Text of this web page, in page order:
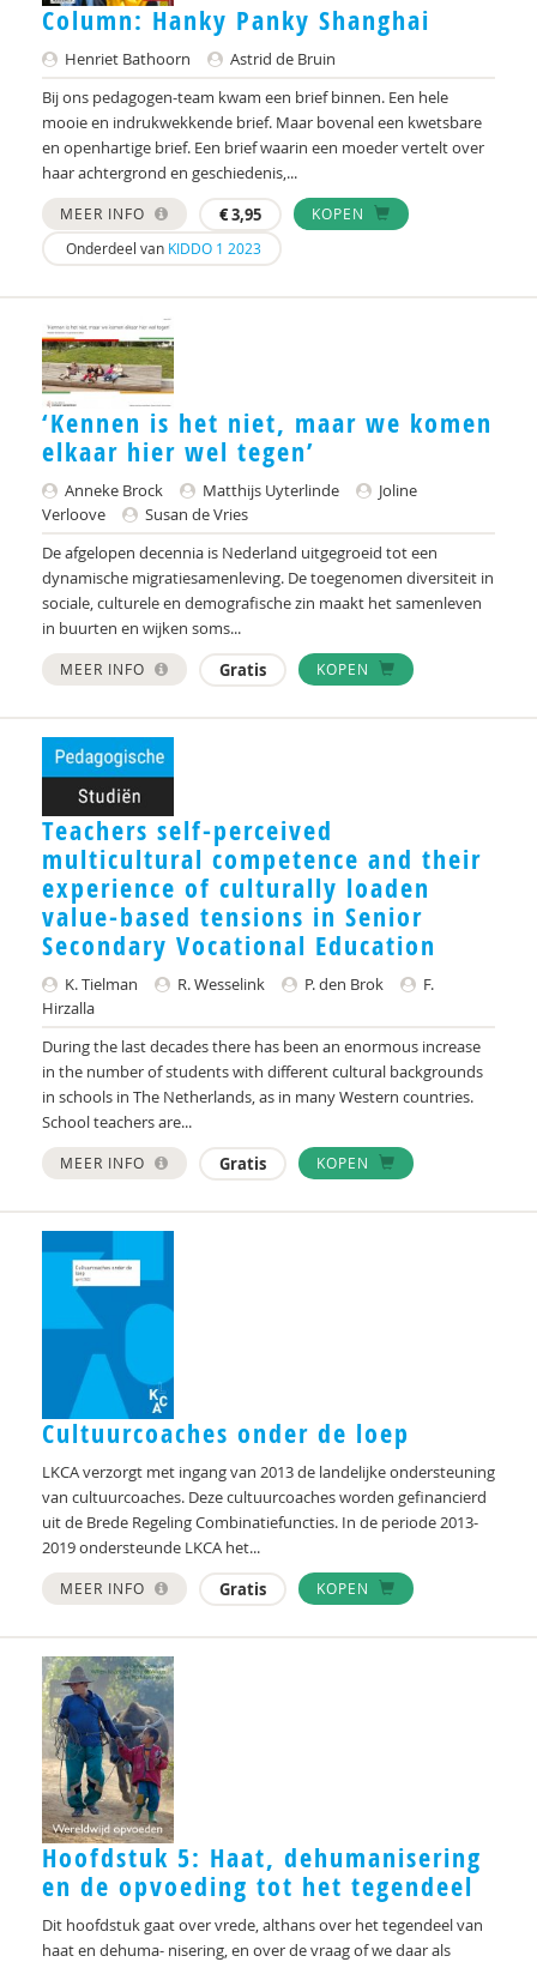
Column: Hanky Panky Shanghai
Henriet Bathoorn
Astrid de Bruin
Bij ons pedagogen-team kwam een brief binnen. Een hele
mooie en indrukwekkende brief. Maar bovenal een kwetsbare
en openhartige brief. Een brief waarin een moeder vertelt over
haar achtergrond en geschiedenis,...
MEER INFO €3,95
KOPEN
Onderdeel van KIDDO 1 2023
‘Kennen is het niet, maar we komen
elkaar hier wel tegen’
Anneke Brock Matthijs Uyterlinde
Joline
Verloove
Susan de Vries
De afgelopen decennia is Nederland uitgegroeid tot een
dynamische migratiesamenleving. De toegenomen diversiteit in
sociale, culturele en demografische zin maakt het samenleven
in buurten en wijken soms...
MEER INFO Gratis KOPEN
Teachers self-perceived
multicultural competence and their
experience of culturally loaden
value-based tensions in Senior
Secondary Vocational Education
K. Tielman R. Wesselink P. den Brok
F.
Hirzalla
During the last decades there has been an enormous increase
in the number of students with different cultural backgrounds
in schools in The Netherlands, as in many Western countries.
School teachers are...
MEER INFO Gratis KOPEN
Cultuurcoaches onder de loep
LKCA verzorgt met ingang van 2013 de landelijke ondersteuning
van cultuurcoaches. Deze cultuurcoaches worden gefinancierd
uit de Brede Regeling Combinatiefuncties. In de periode 2013-
2019 ondersteunde LKCA het...
MEER INFO Gratis KOPEN
Hoofdstuk 5: Haat, dehumanisering
en de opvoeding tot het tegendeel
Dit hoofdstuk gaat over vrede, althans over het tegendeel van
haat en dehuma- nisering, en over de vraag of we daar als